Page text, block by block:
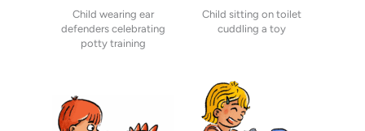
Child wearing ear
defenders celebrating
potty training
Child sitting on toilet
cuddling a toy